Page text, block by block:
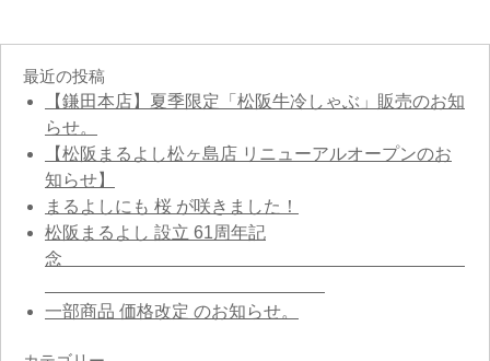
最近の投稿
【鎌田本店】夏季限定「松阪牛冷しゃぶ」販売のお知
らせ。
【松阪まるよし松ヶ島店 リニューアルオープンのお
知らせ】
まるよしにも 桜 が咲きました！
松阪まるよし 設立 61周年記
念
一部商品 価格改定 のお知らせ。